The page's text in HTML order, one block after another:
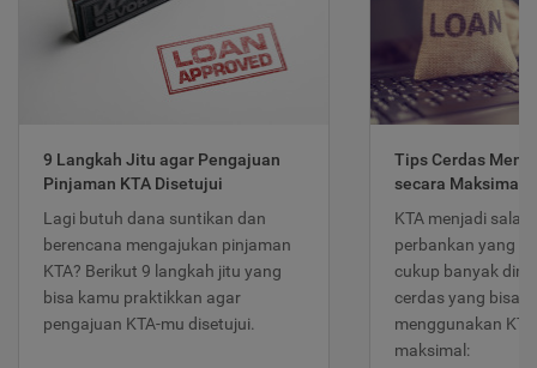
9 Langkah Jitu agar Pengajuan
Pinjaman KTA Disetujui
Lagi butuh dana suntikan dan
berencana mengajukan pinjaman
KTA? Berikut 9 langkah jitu yang
bisa kamu praktikkan agar
pengajuan KTA-mu disetujui.
Tips Cerdas
secara Maksimal
KTA menjadi
perbankan yang
cukup banyak
cerdas yang bisa
menggunakan
maksimal: